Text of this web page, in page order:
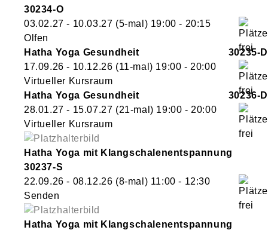
30234-O
03.02.27 - 10.03.27 (5-mal) 19:00 - 20:15
Olfen
Hatha Yoga Gesundheit
30235-D
17.09.26 - 10.12.26 (11-mal) 19:00 - 20:00
Virtueller Kursraum
Hatha Yoga Gesundheit
30236-D
28.01.27 - 15.07.27 (21-mal) 19:00 - 20:00
Virtueller Kursraum
Hatha Yoga mit Klangschalenentspannung
30237-S
22.09.26 - 08.12.26 (8-mal) 11:00 - 12:30
Senden
Hatha Yoga mit Klangschalenentspannung